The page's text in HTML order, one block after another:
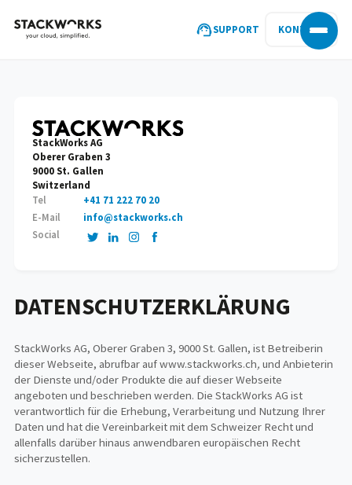
SUPPORT KONTAKT
StackWorks AG
Oberer Graben 3
9000 St. Gallen
Switzerland
Tel
+41 71 222 70 20
E-Mail
info@stackworks.ch
Social
DATENSCHUTZ­ERKLÄRUNG
StackWorks AG, Oberer Graben 3, 9000 St. Gallen, ist Betreiberin
dieser Webseite, abrufbar auf www.stackworks.ch, und Anbieterin
der Dienste und/oder Produkte die auf dieser Webseite
angeboten und beschrieben werden. Die StackWorks AG ist
verantwortlich für die Erhebung, Verarbeitung und Nutzung Ihrer
Daten und hat die Vereinbarkeit mit dem Schweizer Recht und
allenfalls darüber hinaus anwendbaren europäischen Recht
sicherzustellen.